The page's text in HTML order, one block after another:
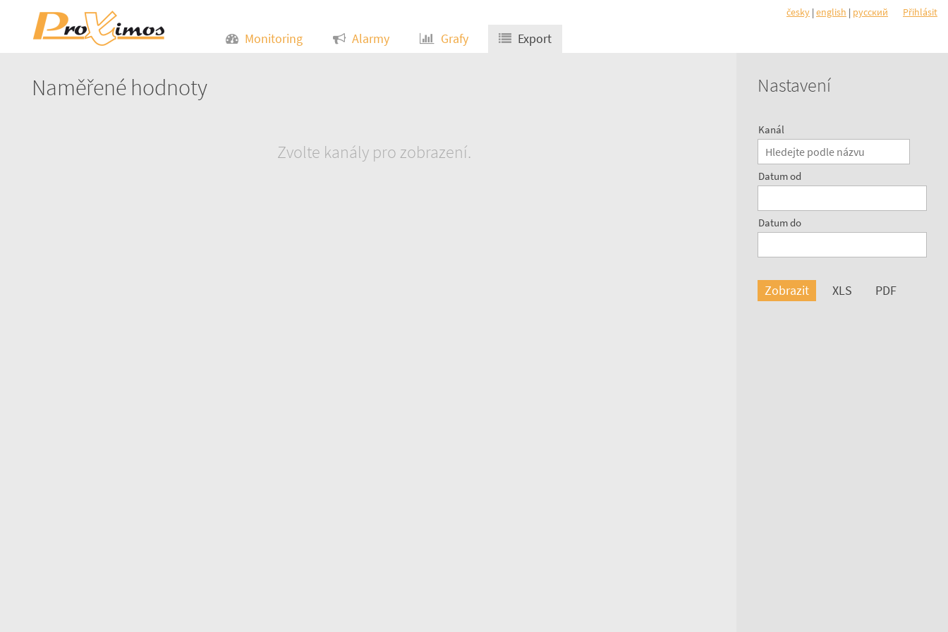
česky | english | pусский Přihlásit
Monitoring Alarmy Grafy Export
Naměřené hodnoty
Zvolte kanály pro zobrazení.
Nastavení
Kanál
Datum od
Datum do
Zobrazit XLS PDF